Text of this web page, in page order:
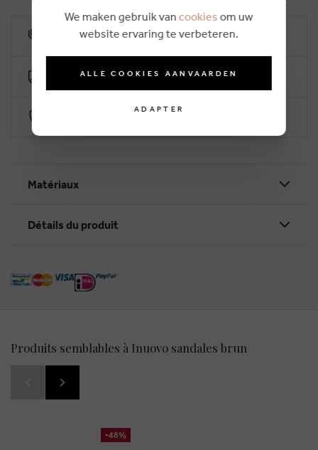
10% remise de fidélité
Livraison gratuite dès €50 (2-4 jours ouvrables)
Matériaux
Détails du produit
Produits semblables à Inuovo sandales brun
-48%
We maken gebruik van cookies om uw
website ervaring te verbeteren.
ALLE COOKIES AANVAARDEN
ADAPTER